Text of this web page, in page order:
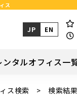
ス
JP EN
ンタルオフィス一
ス検索 検索結